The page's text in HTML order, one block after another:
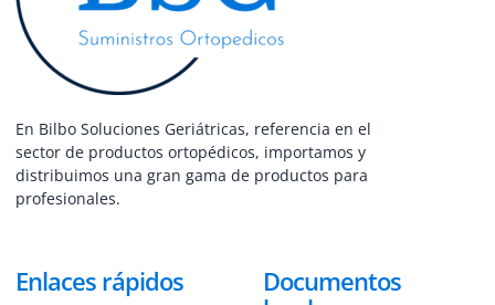
En Bilbo Soluciones Geriátricas, referencia en el
sector de productos ortopédicos, importamos y
distribuimos una gran gama de productos para
profesionales.
Enlaces rápidos
Documentos